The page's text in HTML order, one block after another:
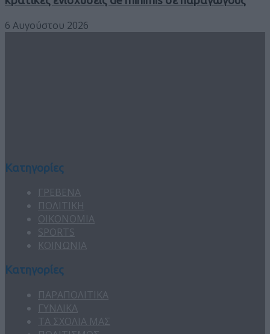
6 Αυγούστου 2026
Κατηγορίες
ΓΡΕΒΕΝΑ
ΠΟΛΙΤΙΚΗ
ΟΙΚΟΝΟΜΙΑ
SPORTS
ΚΟΙΝΩΝΙΑ
Κατηγορίες
ΠΑΡΑΠΟΛΙΤΙΚΑ
ΓΥΝΑΙΚΑ
ΤΑ ΣΧΟΛΙΑ ΜΑΣ